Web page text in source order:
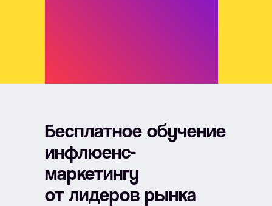
Бесплатное обучение
инфлюенс-
маркетингу
от лидеров рынка